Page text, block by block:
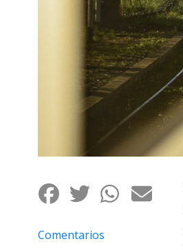
Comentarios